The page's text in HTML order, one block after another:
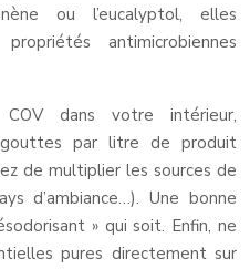
ou l’eucalyptol, elles
antimicrobiennes
dans votre intérieur,
par litre de produit
de multiplier les sources de
d’ambiance…). Une bonne
» qui soit. Enfin, ne
pures directement sur